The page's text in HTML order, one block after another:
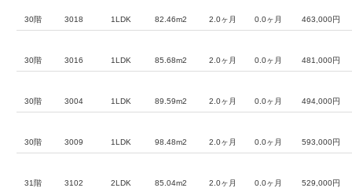
30階 3018 1LDK 82.46m2 2.0ヶ月 0.0ヶ月 463,000円
30階 3016 1LDK 85.68m2 2.0ヶ月 0.0ヶ月 481,000円
30階 3004 1LDK 89.59m2 2.0ヶ月 0.0ヶ月 494,000円
30階 3009 1LDK 98.48m2 2.0ヶ月 0.0ヶ月 593,000円
31階 3102 2LDK 85.04m2 2.0ヶ月 0.0ヶ月 529,000円